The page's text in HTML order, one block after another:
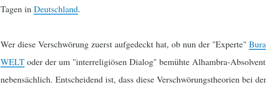
Tagen in Deutschland.
Wer diese Verschwörung zuerst aufgedeckt hat, ob nun der "Experte"
WELT oder der um "interreligiösen Dialog" bemühte Alhambra-Absolvent
nebensächlich. Entscheidend ist, dass diese Verschwörungstheorien bei